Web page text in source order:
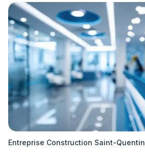
Entreprise Construction Saint-Quentin